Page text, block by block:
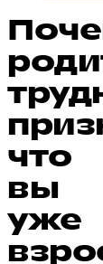
что
вы
уже